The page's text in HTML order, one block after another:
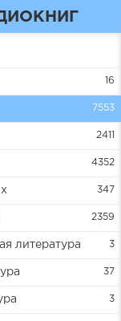
16
7553
2411
4352
347
2359
литература 3
37
3